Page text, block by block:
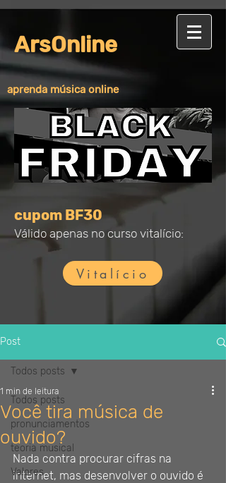
ArsOnline
aprenda música online
cupom BF30
Válido apenas no curso vitalício:
Vitalício
Post
Todos posts
pronunciamentos
teoria musical
Valores
Todos posts
Você tira música de
ouvido?
1 min de leitura
Nada contra procurar cifras na
internet, mas desenvolver o ouvido é